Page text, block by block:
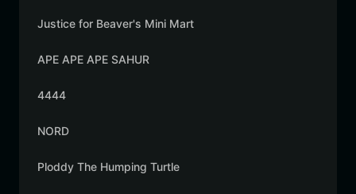
Justice for Beaver's Mini Mart
APE APE APE SAHUR
4444
NORD
Ploddy The Humping Turtle